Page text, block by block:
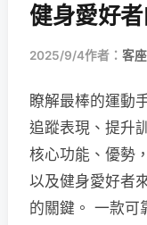
健身愛好
2025/9/4作者： 客
瞭解最棒的運動
追蹤表現、提升
核心功能、優勢
以及健身愛好者
的關鍵。 一款